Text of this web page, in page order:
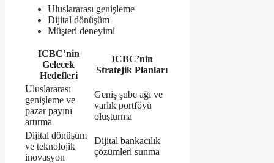
Uluslararası genişleme
Dijital dönüşüm
Müşteri deneyimi
ICBC’nin
Gelecek
Hedefleri
ICBC’nin
Stratejik Planları
Uluslararası
genişleme ve
pazar payını
artırma
Geniş şube ağı ve
varlık portföyü
oluşturma
Dijital dönüşüm
ve teknolojik
inovasyon
Dijital bankacılık
çözümleri sunma